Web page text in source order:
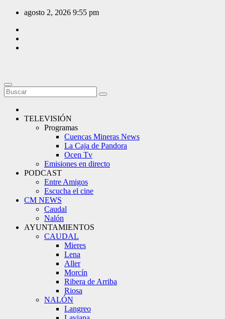
Saltar
contenido
agosto 2, 2026 9:55 pm
TELEVISIÓN
Programas
Cuencas Mineras News
La Caja de Pandora
Ocen Tv
Emisiones en directo
PODCAST
Entre Amigos
Escucha el cine
CM NEWS
Caudal
Nalón
AYUNTAMIENTOS
CAUDAL
Mieres
Lena
Aller
Morcín
Ribera de Arriba
Riosa
NALÓN
Langreo